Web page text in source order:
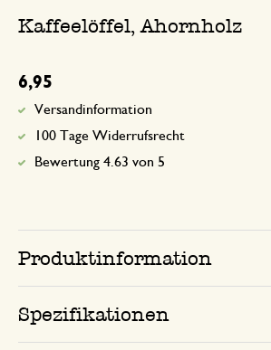
Kaffeelöffel, Ahornholz
6,95
Versandinformation
100 Tage Widerrufsrecht
Bewertung 4.63 von 5
Produktinformation
Spezifikationen